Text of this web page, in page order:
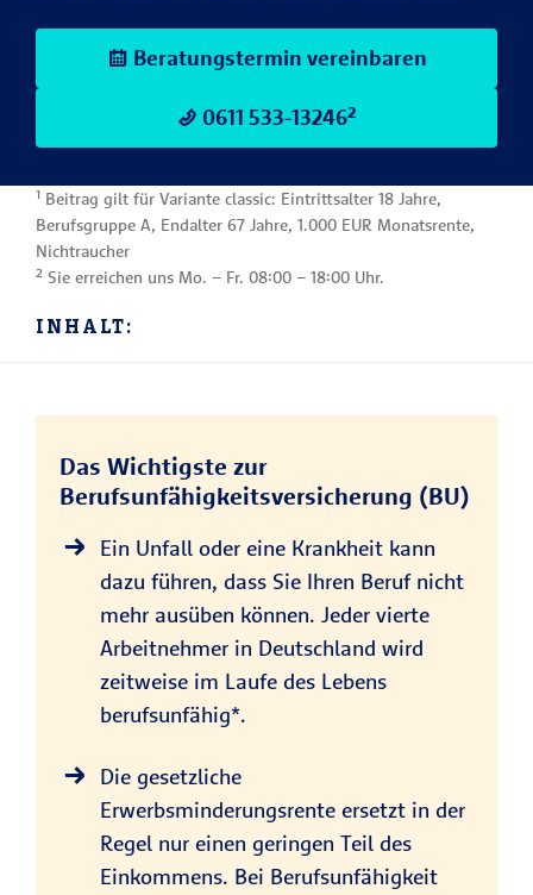
Beratungstermin vereinbaren
0611 533-13246²
¹ Beitrag gilt für Variante classic: Eintrittsalter 18 Jahre,
Berufsgruppe A, Endalter 67 Jahre, 1.000 EUR Monatsrente,
Nichtraucher
² Sie erreichen uns Mo. – Fr. 08:00 – 18:00 Uhr.
INHALT:
Das Wichtigste zur
Berufsunfähigkeitsversicherung (BU)
Ein Unfall oder eine Krankheit kann
dazu führen, dass Sie Ihren Beruf nicht
mehr ausüben können. Jeder vierte
Arbeitnehmer in Deutschland wird
zeitweise im Laufe des Lebens
berufsunfähig*.
Die gesetzliche
Erwerbsminderungsrente ersetzt in der
Regel nur einen geringen Teil des
Einkommens. Bei Berufsunfähigkeit